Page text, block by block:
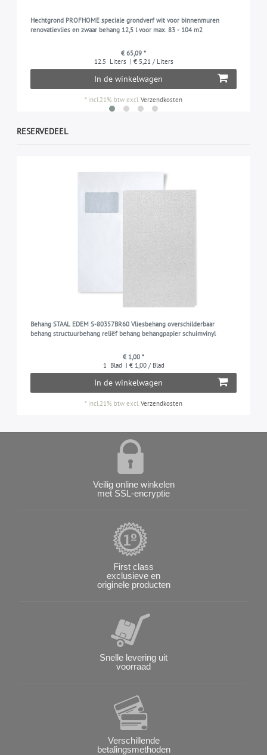
Hechtgrond PROFHOME speciale grondverf wit voor binnenmuren
renovatievlies en zwaar behang 12,5 l voor max. 83 - 104 m2
€ 65,09 *
12.5 Liters | € 5,21 / Liters
In de winkelwagen
* incl.21% btw excl.Verzendkosten
RESERVEDEEL
Behang STAAL EDEM S-80357BR60 Vliesbehang overschilderbaar
behang structuurbehang reliëf behang behangpapier schuimvinyl
€ 1,00 *
1 Blad | € 1,00 / Blad
In de winkelwagen
* incl.21% btw excl.Verzendkosten
Veilig online winkelen
met SSL-encryptie
First class
exclusieve en
originele producten
Snelle levering uit
voorraad
Verschillende
betalingsmethoden